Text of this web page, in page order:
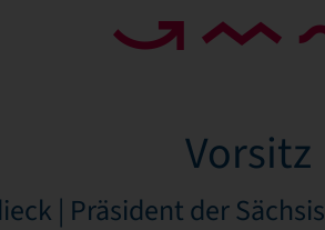
Vorsitz
| Präsident der